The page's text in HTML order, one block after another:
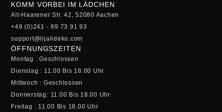
KOMM VORBEI IM LÄDCHEN
Alt-Haarener Str. 42, 52080 Aachen
+49 (0)241 - 99 73 91 93
support@lijalideko.com
ÖFFNUNGSZEITEN
Montag : Geschlossen
Dienstag : 11.00 Bis 18.00 Uhr
Mittwoch : Geschlossen
Donnerstag: 11.00 Bis 18.00 Uhr
Freitag : 11.00 Bis 18.00 Uhr